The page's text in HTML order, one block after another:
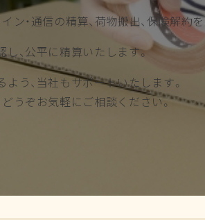
ン・通信の精算、荷物搬出、保険解約
、公平に精算いたします。
う、当社もサポートいたします。
うぞお気軽にご相談ください。